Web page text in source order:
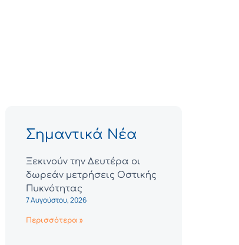
Σημαντικά Νέα
Ξεκινούν την Δευτέρα οι
δωρεάν μετρήσεις Οστικής
Πυκνότητας
7 Αυγούστου, 2026
Περισσότερα »